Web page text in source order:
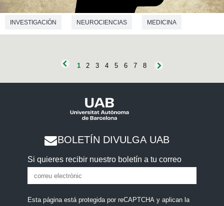
INVESTIGACIÓN NEUROCIENCIAS MEDICINA
1 2 3 4 5 6 7 8
BOLETÍN DIVULGA UAB
Si quieres recibir nuestro boletín a tu correo
Esta página está protegida por reCAPTCHA y aplican la